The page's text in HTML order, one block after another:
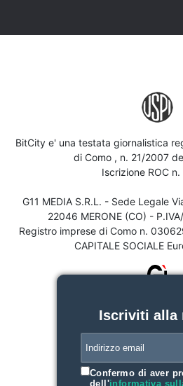
BitCity e' una testata giornalistica
di Como , n. 21/2007
Iscrizione ROC
G11 MEDIA S.R.L. - Sede Legale
22046 MERONE (CO) -
Registro imprese di Como n.
CAPITALE SOCIALE
Iscriviti alla
Confermo di aver
dell'informativa